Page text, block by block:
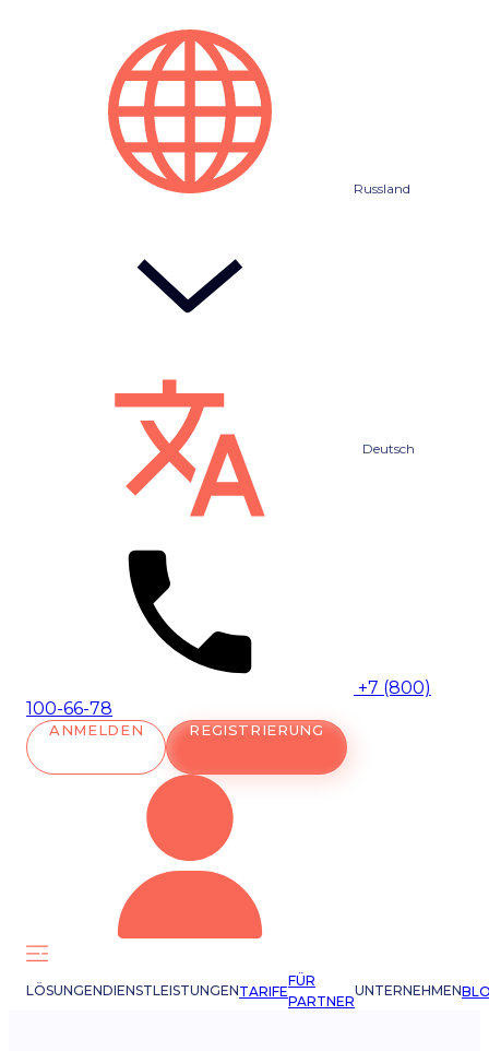
Russland
Deutsch
+7 (800)
100-66-78
ANMELDEN REGISTRIERUNG
LÖSUNGENDIENSTLEISTUNGENTARIFE
FÜR
PARTNER
UNTERNEHMEN